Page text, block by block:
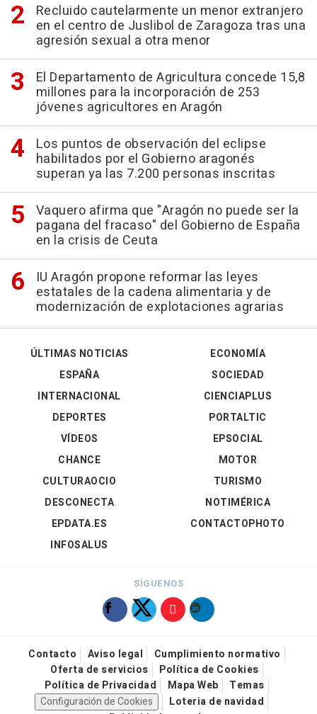
Recluido cautelarmente un menor extranjero
en el centro de Juslibol de Zaragoza tras una
agresión sexual a otra menor
El Departamento de Agricultura concede 15,8
millones para la incorporación de 253
jóvenes agricultores en Aragón
Los puntos de observación del eclipse
habilitados por el Gobierno aragonés
superan ya las 7.200 personas inscritas
Vaquero afirma que "Aragón no puede ser la
pagana del fracaso" del Gobierno de España
en la crisis de Ceuta
IU Aragón propone reformar las leyes
estatales de la cadena alimentaria y de
modernización de explotaciones agrarias
ÚLTIMAS NOTICIAS
ESPAÑA
INTERNACIONAL
DEPORTES
VÍDEOS
ECONOMÍA
SOCIEDAD
CIENCIAPLUS
PORTALTIC
EPSOCIAL
CHANCE
CULTURAOCIO
DESCONECTA
EPDATA.ES
INFOSALUS
MOTOR
TURISMO
NOTIMÉRICA
CONTACTOPHOTO
SÍGUENOS
Contacto Aviso legal
Cumplimiento normativo
Oferta de servicios
Política de Cookies
Política de Privacidad
Mapa Web
Temas
Configuración de Cookies
Loteria de navidad